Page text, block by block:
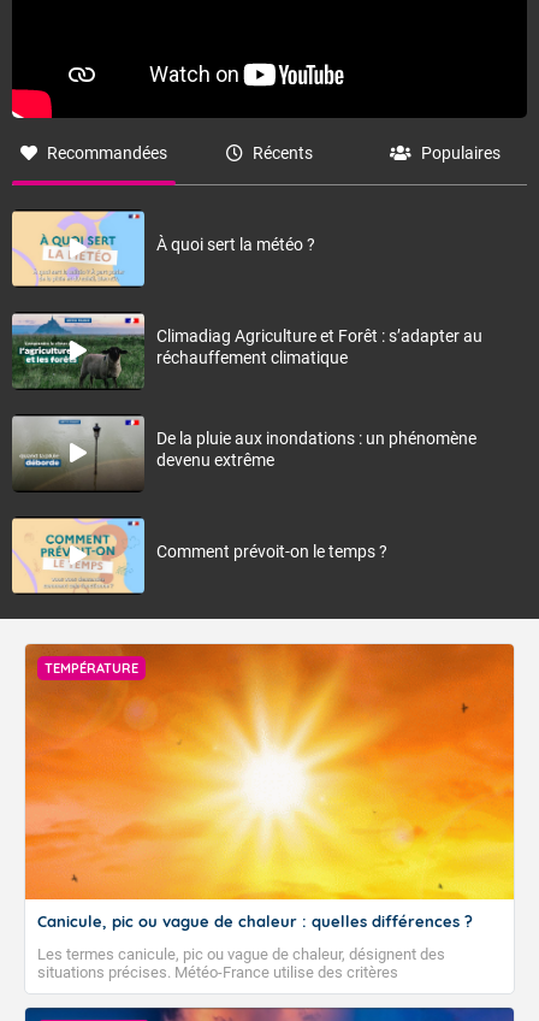
Recommandées Récents Populaires
À quoi sert la météo ?
Climadiag Agriculture et Forêt : s’adapter au
réchauffement climatique
De la pluie aux inondations : un phénomène
devenu extrême
Comment prévoit-on le temps ?
TEMPÉRATURE
Canicule, pic ou vague de chaleur : quelles différences ?
Les termes canicule, pic ou vague de chaleur, désignent des
situations précises. Météo-France utilise des critères
climatologiques pour évaluer et qualifier les épisodes de chaleur qui
peuvent avoir des impacts sanitaires et socio-économiques